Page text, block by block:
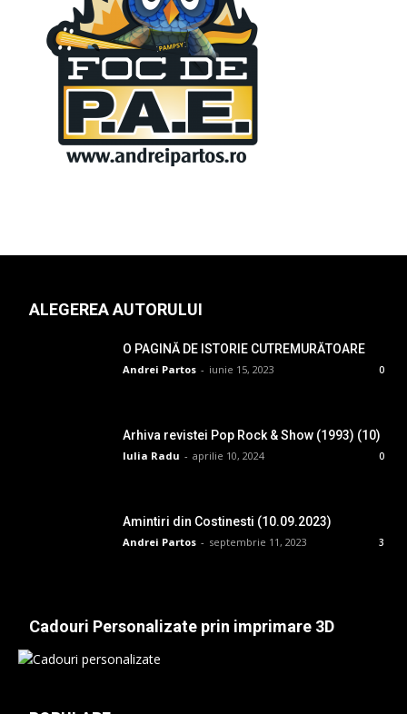
ALEGEREA AUTORULUI
O PAGINĂ DE ISTORIE CUTREMURĂTOARE
Andrei Partos - iunie 15, 2023 0
Arhiva revistei Pop Rock & Show (1993) (10)
Iulia Radu - aprilie 10, 2024 0
Amintiri din Costinesti (10.09.2023)
Andrei Partos - septembrie 11, 2023 3
Cadouri Personalizate prin imprimare 3D